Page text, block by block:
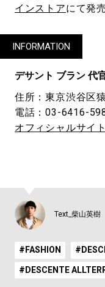
インストアにて発
INFORMATION
デサント ブラン 代
住所：東京渋谷区
電話：03-6416-
オフィシャルサイト
Text_柴山英樹
#FASHION
#DESCENTE